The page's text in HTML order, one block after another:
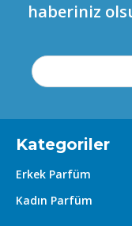
haberiniz
Kategoriler
Erkek Parfüm
Kadın Parfüm